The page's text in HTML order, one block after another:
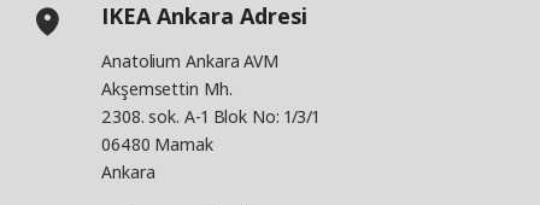
IKEA Ankara Adresi
Anatolium Ankara AVM
Akşemsettin Mh.
2308. sok. A-1 Blok No: 1/3/1
06480 Mamak
Ankara